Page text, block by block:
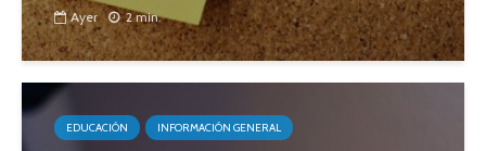
Ayer 2 min.
EDUCACIÓN INFORMACIÓN GENERAL